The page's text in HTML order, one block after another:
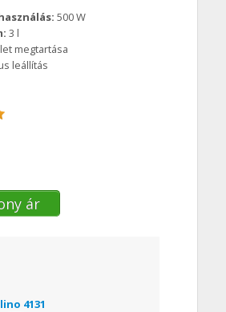
500 W
3 l
megtartása
leállítás
ár
4131